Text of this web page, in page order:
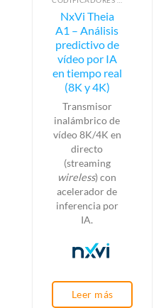
NxVi Theia
A1 – Análisis
predictivo de
vídeo por IA
en tiempo real
(8K y 4K)
Transmisor
inalámbrico de
vídeo 8K/4K en
directo
(streaming
wireless) con
acelerador de
inferencia por
IA.
Leer más